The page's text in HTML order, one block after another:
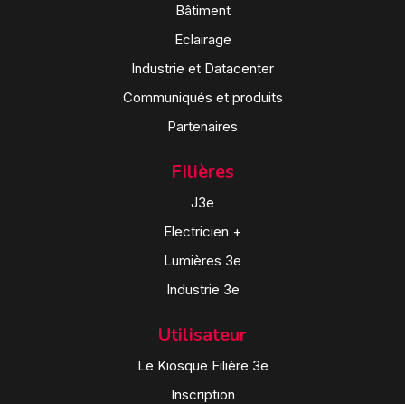
Bâtiment
Eclairage
Industrie et Datacenter
Communiqués et produits
Partenaires
Filières
J3e
Electricien +
Lumières 3e
Industrie 3e
Utilisateur
Le Kiosque Filière 3e
Inscription